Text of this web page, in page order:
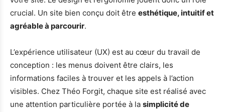
crucial. Un site bien conçu doit être esthétique, intuitif et
agréable à parcourir.
L’expérience utilisateur (UX) est au cœur du travail de
conception : les menus doivent être clairs, les
informations faciles à trouver et les appels à l’action
visibles. Chez Théo Forgit, chaque site est réalisé avec
une attention particulière portée à la simplicité de